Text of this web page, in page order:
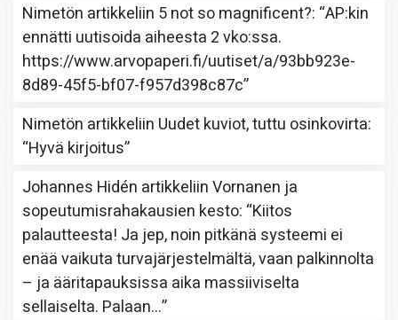
Nimetön artikkeliin 5 not so magnificent?: “AP:kin
ennätti uutisoida aiheesta 2 vko:ssa.
https://www.arvopaperi.fi/uutiset/a/93bb923e-
8d89-45f5-bf07-f957d398c87c”
Nimetön artikkeliin Uudet kuviot, tuttu osinkovirta:
“Hyvä kirjoitus”
Johannes Hidén artikkeliinVornanen ja
sopeutumisrahakausien kesto: “Kiitos
palautteesta! Ja jep, noin pitkänä systeemi ei
enää vaikuta turvajärjestelmältä, vaan palkinnolta
– ja ääritapauksissa aika massiiviselta
sellaiselta. Palaan…”